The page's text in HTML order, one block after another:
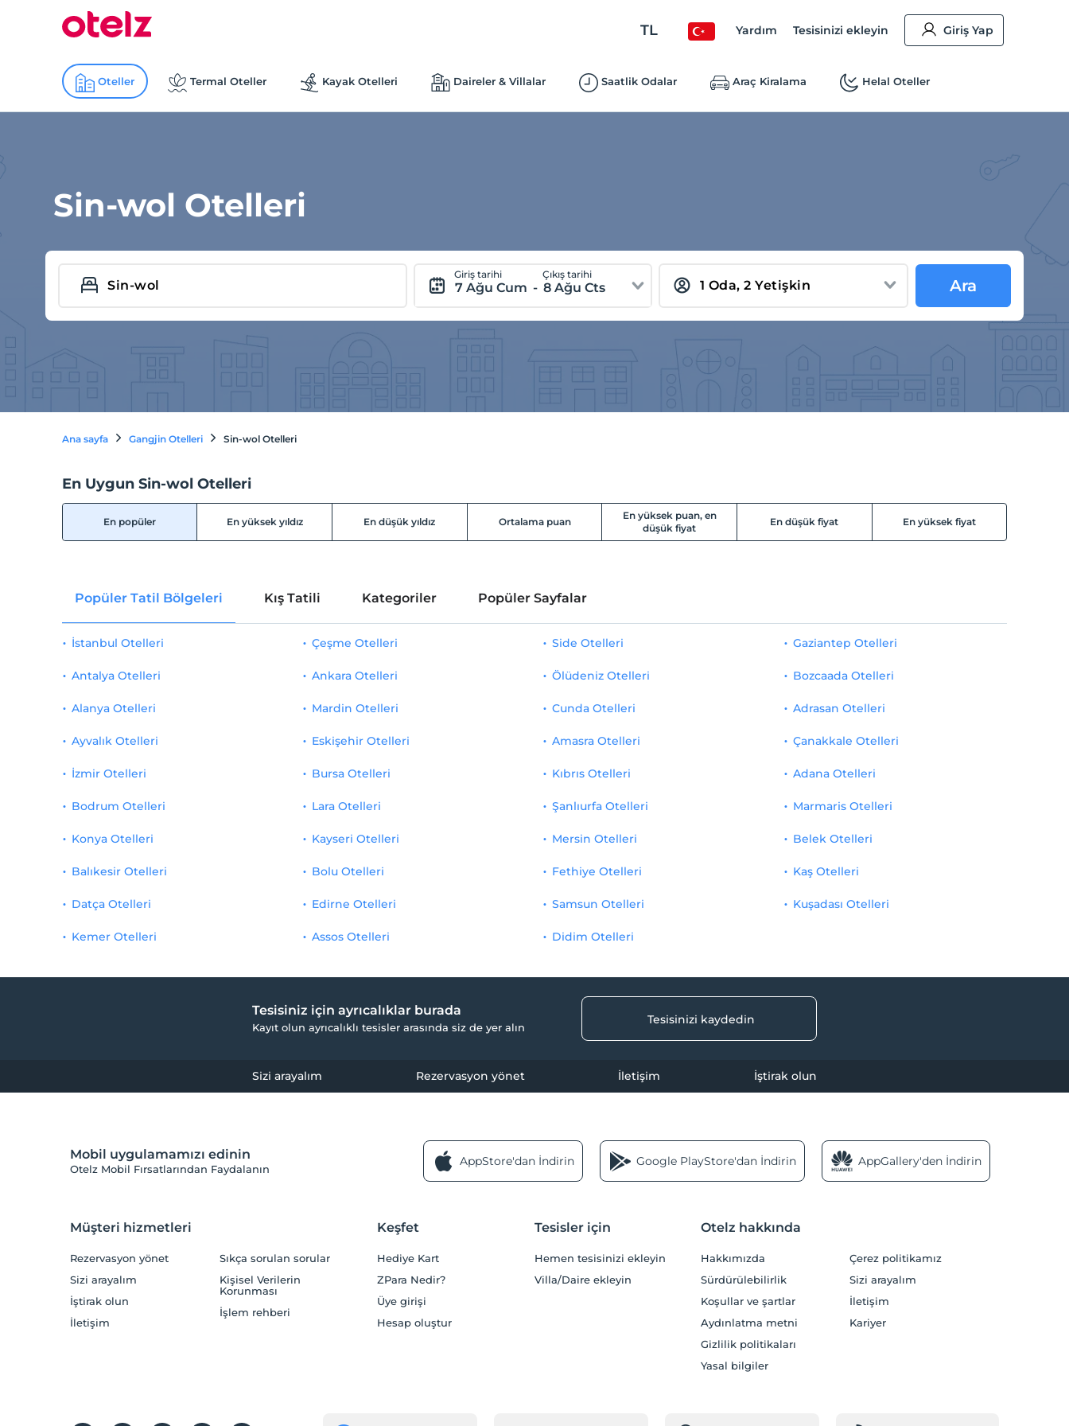
TL Yardım Tesisinizi ekleyin Giriş Yap
Oteller Termal Oteller Kayak Otelleri Daireler & Villalar Saatlik Odalar Araç Kiralama Helal Oteller
Sin-wol Otelleri
Giriş tarihi
7 Ağu Cum -
Çıkış tarihi
8 Ağu Cts Ara
Ana sayfa Gangjin Otelleri Sin-wol Otelleri
En Uygun Sin-wol Otelleri
En popüler En yüksek yıldız En düşük yıldız Ortalama puan
En yüksek puan, en
düşük fiyat
En düşük fiyat En yüksek fiyat
Popüler Tatil Bölgeleri Kış Tatili Kategoriler Popüler Sayfalar
İstanbul Otelleri
Antalya Otelleri
Alanya Otelleri
Ayvalık Otelleri
İzmir Otelleri
Çeşme Otelleri
Ankara Otelleri
Mardin Otelleri
Eskişehir Otelleri
Bursa Otelleri
Side Otelleri
Ölüdeniz Otelleri
Cunda Otelleri
Amasra Otelleri
Kıbrıs Otelleri
Gaziantep Otelleri
Bozcaada Otelleri
Adrasan Otelleri
Çanakkale Otelleri
Adana Otelleri
Bodrum Otelleri
Konya Otelleri
Balıkesir Otelleri
Datça Otelleri
Kemer Otelleri
Lara Otelleri
Kayseri Otelleri
Bolu Otelleri
Edirne Otelleri
Assos Otelleri
Şanlıurfa Otelleri
Mersin Otelleri
Fethiye Otelleri
Samsun Otelleri
Didim Otelleri
Marmaris Otelleri
Belek Otelleri
Kaş Otelleri
Kuşadası Otelleri
Tesisiniz için ayrıcalıklar burada
Kayıt olun ayrıcalıklı tesisler arasında siz de yer alın
Tesisinizi kaydedin
Sizi arayalım Rezervasyon yönet İletişim İştirak olun
Mobil uygulamamızı edinin
Otelz Mobil Fırsatlarından Faydalanın
AppStore'dan İndirin Google PlayStore'dan İndirin AppGallery'den İndirin
Müşteri hizmetleri
Rezervasyon yönet
Sizi arayalım
İştirak olun
İletişim
Sıkça sorulan sorular
Kişisel Verilerin
Korunması
İşlem rehberi
Keşfet
Hediye Kart
ZPara Nedir?
Üye girişi
Hesap oluştur
Tesisler için
Hemen tesisinizi ekleyin
Villa/Daire ekleyin
Otelz hakkında
Hakkımızda
Sürdürülebilirlik
Koşullar ve şartlar
Aydınlatma metni
Gizlilik politikaları
Yasal bilgiler
Çerez politikamız
Sizi arayalım
İletişim
Kariyer